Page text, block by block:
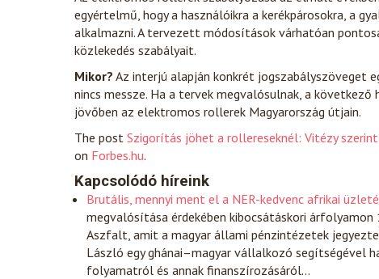
egyértelmű, hogy a használóikra a kerékpárosokra, a
alkalmazni. A tervezett módosítások várhatóan
közlekedés szabályait.
Mikor? Az interjú alapján konkrét jogszabályszöveget
nincs messze. Ha a tervek megvalósulnak, a
jövőben az elektromos rollerek Magyarország útjain.
The post Szigorítás jöhet a rollereseknél: Vitézy
on Forbes.hu.
Kapcsolódó híreink
Brutális, mennyi ment el a NER-kedvenc afrikai
megvalósítása érdekében kibocsátáskori
Aszfalt, amit a magyar állami pénzintézetek
László egy ghánai–magyar vállalkozó segítségével
folyamatról és annak finanszírozásáról…